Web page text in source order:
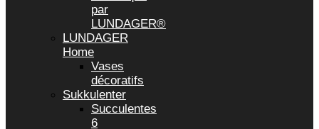
par
LUNDAGER®
LUNDAGER
Home
Vases
décoratifs
Sukkulenter
Succulentes
6